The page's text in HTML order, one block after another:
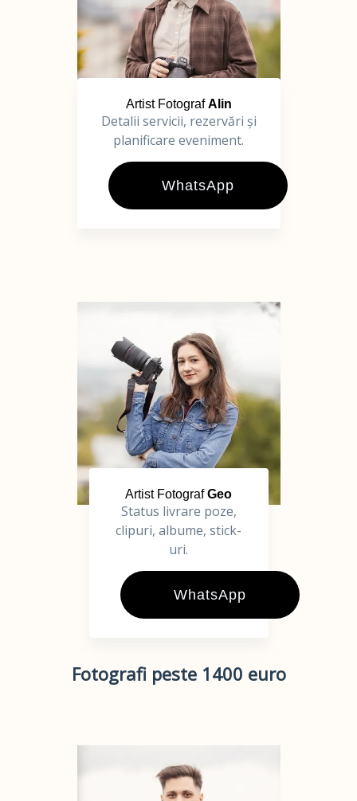
Artist FotografAlin
Detalii servicii, rezervări și
planificare eveniment.
WhatsApp
Artist FotografGeo
Status livrare poze,
clipuri, albume, stick-
uri.
WhatsApp
Fotografi peste 1400 euro